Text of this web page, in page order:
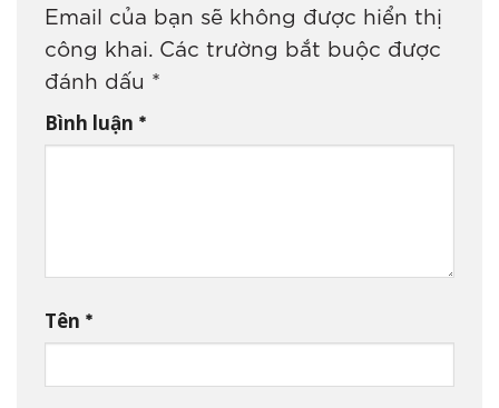
Email của bạn sẽ không được hiển thị
công khai. Các trường bắt buộc được
đánh dấu *
Bình luận *
Tên *